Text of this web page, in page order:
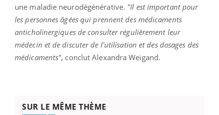
une maladie neurodégénérative. "Il est important pour
les personnes âgées qui prennent des médicaments
anticholinergiques de consulter régulièrement leur
médecin et de discuter de l'utilisation et des dosages des
médicaments", conclut Alexandra Weigand.
SUR LE MÊME THÈME